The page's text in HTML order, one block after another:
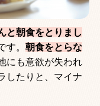
と朝食をとりまし
す。 朝食をとらな
にも意欲が失われ
したりと、マイナ